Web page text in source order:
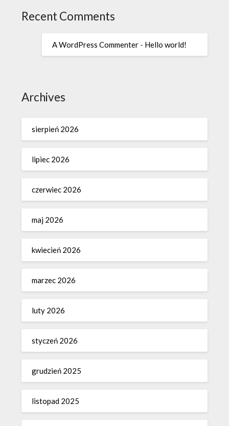
Recent Comments
A WordPress Commenter - Hello world!
Archives
sierpień 2026
lipiec 2026
czerwiec 2026
maj 2026
kwiecień 2026
marzec 2026
luty 2026
styczeń 2026
grudzień 2025
listopad 2025